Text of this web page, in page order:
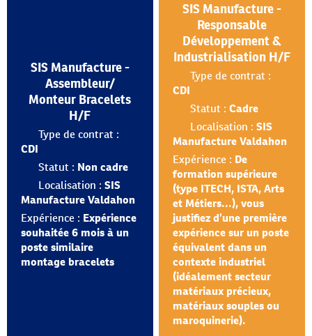
SIS Manufacture -
Assembleur/
Monteur Bracelets
H/F
Type de contrat :
CDI
Statut : Non cadre
Localisation : SIS
Manufacture Valdahon
Expérience : Expérience
souhaitée 6 mois à un
poste similaire
montage bracelets
SIS Manufacture -
Responsable
Développement &
Industrialisation H/F
Type de contrat :
CDI
Statut :Cadre
Localisation :SIS
Manufacture Valdahon
Expérience : De
formation supérieure
(type ITECH, ISTA, Arts
et Métiers...), vous
justifiez d’une première
expérience sur un poste
équivalent dans un
contexte industriel
(idéalement secteur
matériaux précieux,
matériaux souples ou
maroquinerie).